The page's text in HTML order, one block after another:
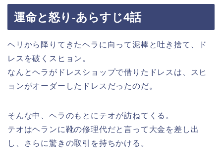
運命と怒り-あらすじ4話
ヘリから降りてきたヘラに向って泥棒と吐き捨て、ド
レスを破くスヒョン。
なんとヘラがドレスショップで借りたドレスは、スヒ
ョンがオーダーしたドレスだったのだ。
そんな中、ヘラのもとにテオが訪ねてくる。
テオはヘランに靴の修理代だと言って大金を差し出
し、さらに驚きの取引を持ちかける。